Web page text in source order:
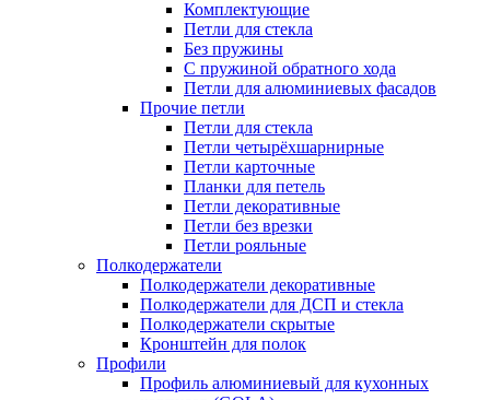
Комплектующие
Петли для стекла
Без пружины
С пружиной обратного хода
Петли для алюминиевых фасадов
Прочие петли
Петли для стекла
Петли четырёхшарнирные
Петли карточные
Планки для петель
Петли декоративные
Петли без врезки
Петли рояльные
Полкодержатели
Полкодержатели декоративные
Полкодержатели для ДСП и стекла
Полкодержатели скрытые
Кронштейн для полок
Профили
Профиль алюминиевый для кухонных